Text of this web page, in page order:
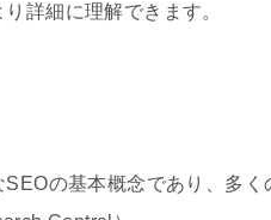
詳細に理解できます。
の基本概念であり、多